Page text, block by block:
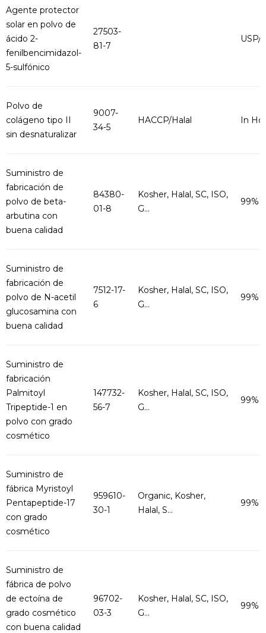
Agente protector
solar en polvo de
ácido 2-
fenilbencimidazol-
5-sulfónico
27503-
81-7
USP/
Polvo de
colágeno tipo II
sin desnaturalizar
9007-
34-5
HACCP/Halal In
Suministro de
fabricación de
polvo de beta-
arbutina con
buena calidad
84380-
01-8
Kosher, Halal, SC, ISO,
G...
99%
Suministro de
fabricación de
polvo de N-acetil
glucosamina con
buena calidad
7512-17-
6
Kosher, Halal, SC, ISO,
G...
99%
Suministro de
fabricación
Palmitoyl
Tripeptide-1 en
polvo con grado
cosmético
147732-
56-7
Kosher, Halal, SC, ISO,
G...
99%
Suministro de
fábrica Myristoyl
Pentapeptide-17
con grado
cosmético
959610-
30-1
Organic, Kosher,
Halal, S...
99%
Suministro de
fábrica de polvo
de ectoína de
grado cosmético
con buena calidad
96702-
03-3
Kosher, Halal, SC, ISO,
G...
99%